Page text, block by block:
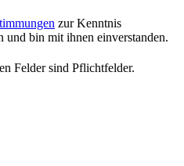
zur Kenntnis
und bin mit ihnen einverstanden.
Felder sind Pflichtfelder.